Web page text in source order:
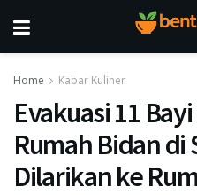
Home Kabar Kuliner
Evakuasi 11
Rumah Bidan di
Dilarikan ke